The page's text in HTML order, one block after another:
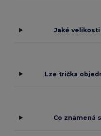
Jaké
Lze trička
Co znamená